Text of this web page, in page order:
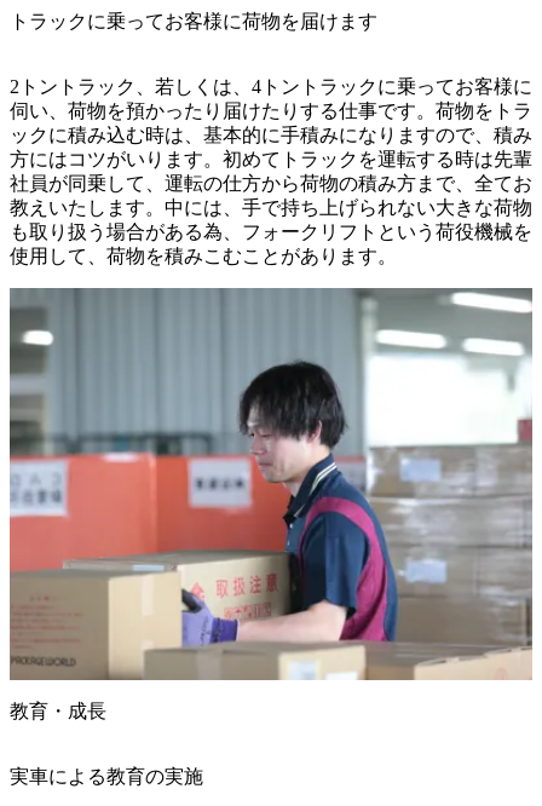
トラックに乗ってお客様に荷物を届けます
2トントラック、若しくは、4トントラックに乗ってお客様に
伺い、荷物を預かったり届けたりする仕事です。荷物をトラ
ックに積み込む時は、基本的に手積みになりますので、積み
方にはコツがいります。初めてトラックを運転する時は先輩
社員が同乗して、運転の仕方から荷物の積み方まで、全てお
教えいたします。中には、手で持ち上げられない大きな荷物
も取り扱う場合がある為、フォークリフトという荷役機械を
使用して、荷物を積みこむことがあります。
教育・成長
実車による教育の実施